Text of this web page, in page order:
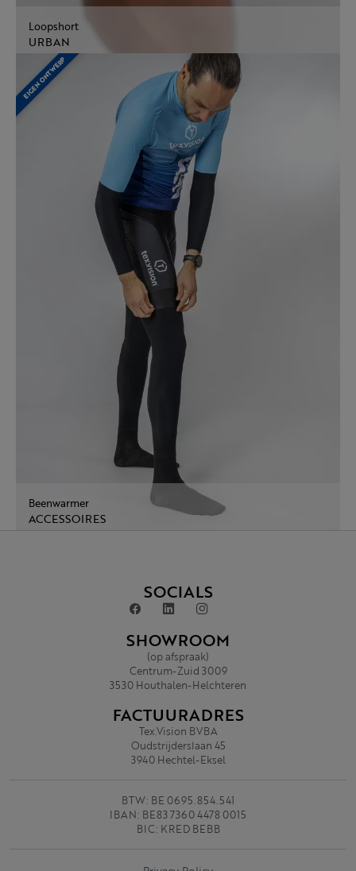
Loopshort
URBAN
EIGEN ONTWERP
Beenwarmer
ACCESSOIRES
SOCIALS
SHOWROOM
(op afspraak)
Centrum-Zuid 3009
3530 Houthalen-Helchteren
FACTUURADRES
Tex.Vision BVBA
Oudstrijderslaan 45
3940 Hechtel-Eksel
BTW: BE 0695.854.541
IBAN: BE83 7360 4478 0015
BIC: KRED BEBB